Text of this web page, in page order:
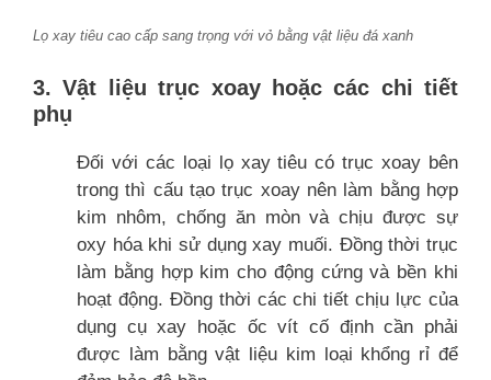
Lọ xay tiêu cao cấp sang trọng với vỏ bằng vật liệu đá xanh
3. Vật liệu trục xoay hoặc các chi tiết
phụ
Đối với các loại lọ xay tiêu có trục xoay bên
trong thì cấu tạo trục xoay nên làm bằng hợp
kim nhôm, chống ăn mòn và chịu được sự
oxy hóa khi sử dụng xay muối. Đồng thời trục
làm bằng hợp kim cho động cứng và bền khi
hoạt động. Đồng thời các chi tiết chịu lực của
dụng cụ xay hoặc ốc vít cố định cần phải
được làm bằng vật liệu kim loại khổng rỉ để